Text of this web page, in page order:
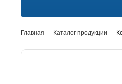
Главная Каталог продукции